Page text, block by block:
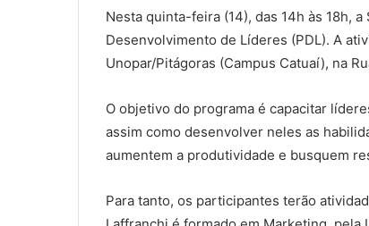
Nesta quinta-feira (14), das 14h às 18h,
Desenvolvimento de Líderes (PDL). A
Unopar/Pitágoras (Campus Catuaí), na
O objetivo do programa é capacitar
assim como desenvolver neles as
aumentem a produtividade e busquem
Para tanto, os participantes terão